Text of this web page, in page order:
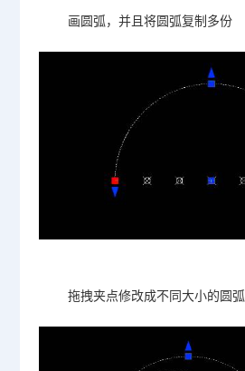
画圆弧，并且将圆弧复制多份
拖拽夹点修改成不同大小的圆弧